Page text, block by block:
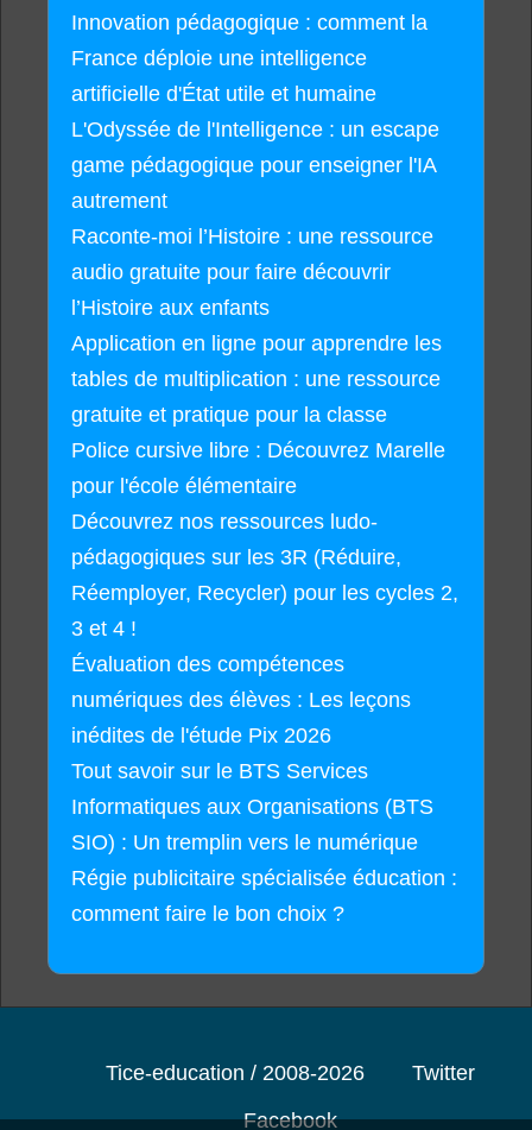
Innovation pédagogique : comment la
France déploie une intelligence
artificielle d'État utile et humaine
L'Odyssée de l'Intelligence : un escape
game pédagogique pour enseigner l'IA
autrement
Raconte-moi l’Histoire : une ressource
audio gratuite pour faire découvrir
l’Histoire aux enfants
Application en ligne pour apprendre les
tables de multiplication : une ressource
gratuite et pratique pour la classe
Police cursive libre : Découvrez Marelle
pour l'école élémentaire
Découvrez nos ressources ludo-
pédagogiques sur les 3R (Réduire,
Réemployer, Recycler) pour les cycles 2,
3 et 4 !
Évaluation des compétences
numériques des élèves : Les leçons
inédites de l'étude Pix 2026
Tout savoir sur le BTS Services
Informatiques aux Organisations (BTS
SIO) : Un tremplin vers le numérique
Régie publicitaire spécialisée éducation :
comment faire le bon choix ?
Tice-education / 2008-2026
Twitter
Facebook